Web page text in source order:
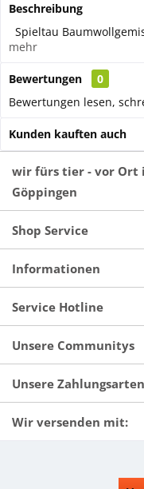
Beschreibung
Spieltau
mehr
Bewertungen
0
Bewertungen lesen,
Kunden kauften auch
wir fürs tier - vor Ort
Göppingen
Shop Service
Informationen
Service Hotline
Unsere Communitys
Unsere Zahlungsarten
Wir versenden mit: